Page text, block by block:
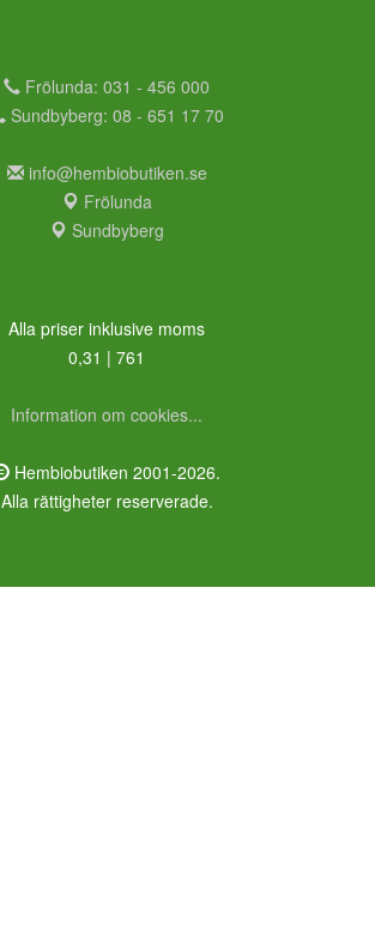
Frölunda: 031 - 456 000
Sundbyberg: 08 - 651 17 70
info@hembiobutiken.se
Frölunda
Sundbyberg
Alla priser inklusive moms
0,31 | 761
Information om cookies...
Hembiobutiken 2001-2026.
Alla rättigheter reserverade.